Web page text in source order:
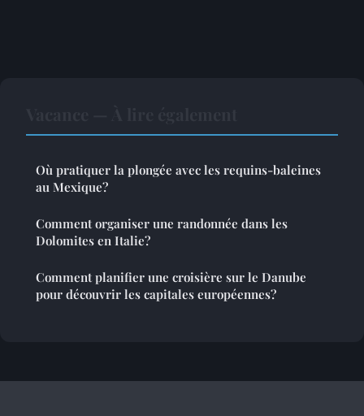
Où pratiquer la plongée avec les requins-baleines
au Mexique?
Comment organiser une randonnée dans les
Dolomites en Italie?
Comment planifier une croisière sur le Danube
pour découvrir les capitales européennes?